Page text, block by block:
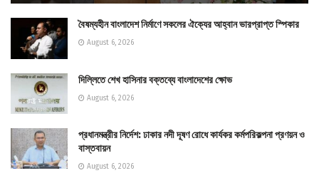
বৈষম্যহীন বাংলাদেশ নির্মাণে সকলের ঐক্যের আহ্বান ভারপ্রাপ্ত স্পিকার
August 6, 2026
দিল্লিতে শেখ হাসিনার বক্তব্যে বাংলাদেশের ক্ষোভ
August 6, 2026
প্রধানমন্ত্রীর নির্দেশ: ঢাকার নদী দূষণ রোধে কার্যকর কর্মপরিকল্পনা প্রণয়ন ও
বাস্তবায়ন
August 6, 2026